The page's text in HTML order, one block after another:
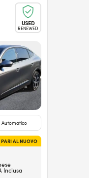
USED
RENEWED
Automatico
PARI AL NUOVO
Inclusa